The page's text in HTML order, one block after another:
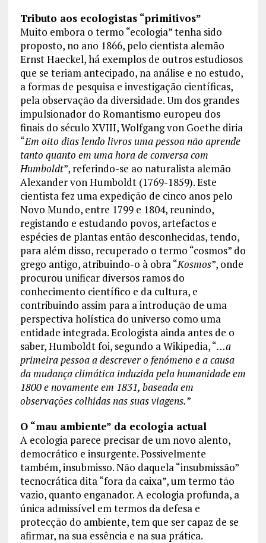
Tributo aos ecologistas “primitivos”
Muito embora o termo “ecologia” tenha sido
proposto, no ano 1866, pelo cientista alemão
Ernst Haeckel, há exemplos de outros estudiosos
que se teriam antecipado, na análise e no estudo,
a formas de pesquisa e investigação científicas,
pela observação da diversidade. Um dos grandes
impulsionador do Romantismo europeu dos
finais do século XVIII, Wolfgang von Goethe diria
“Em oito dias lendo livros uma pessoa não aprende
tanto quanto em uma hora de conversa com
Humboldt”, referindo-se ao naturalista alemão
Alexander von Humboldt (1769-1859). Este
cientista fez uma expedição de cinco anos pelo
Novo Mundo, entre 1799 e 1804, reunindo,
registando e estudando povos, artefactos e
espécies de plantas então desconhecidas, tendo,
para além disso, recuperado o termo “cosmos” do
grego antigo, atribuindo-o à obra “Kosmos”, onde
procurou unificar diversos ramos do
conhecimento científico e da cultura, e
contribuindo assim para a introdução de uma
perspectiva holística do universo como uma
entidade integrada. Ecologista ainda antes de o
saber, Humboldt foi, segundo a Wikipedia, “…a
primeira pessoa a descrever o fenómeno e a causa
da mudança climática induzida pela humanidade em
1800 e novamente em 1831, baseada em
observações colhidas nas suas viagens.”
O “mau ambiente” da ecologia actual
A ecologia parece precisar de um novo alento,
democrático e insurgente. Possivelmente
também, insubmisso. Não daquela “insubmissão”
tecnocrática dita “fora da caixa”, um termo tão
vazio, quanto enganador. A ecologia profunda, a
única admissível em termos da defesa e
protecção do ambiente, tem que ser capaz de se
afirmar, na sua essência e na sua prática.